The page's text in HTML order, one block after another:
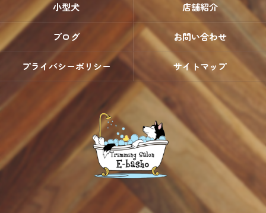
小型犬 店舗紹介
ブログ お問い合わせ
プライバシーポリシー サイトマップ